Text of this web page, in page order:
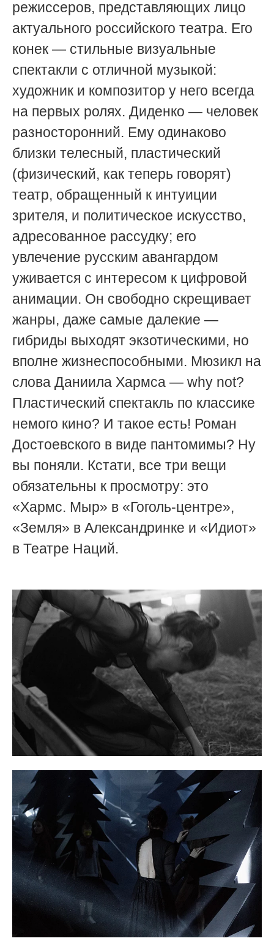
режиссеров, представляющих лицо
актуального российского театра. Его
конек — стильные визуальные
спектакли с отличной музыкой:
художник и композитор у него всегда
на первых ролях. Диденко — человек
разносторонний. Ему одинаково
близки телесный, пластический
(физический, как теперь говорят)
театр, обращенный к интуиции
зрителя, и политическое искусство,
адресованное рассудку; его
увлечение русским авангардом
уживается с интересом к цифровой
анимации. Он свободно скрещивает
жанры, даже самые далекие —
гибриды выходят экзотическими, но
вполне жизнеспособными. Мюзикл на
слова Даниила Хармса — why not?
Пластический спектакль по классике
немого кино? И такое есть! Роман
Достоевского в виде пантомимы? Ну
вы поняли. Кстати, все три вещи
обязательны к просмотру: это
«Хармс. Мыр» в «Гоголь-центре»,
«Земля» в Александринке и «Идиот»
в Театре Наций.